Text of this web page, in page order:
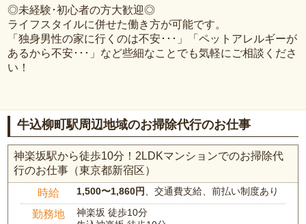
◎未経験･初心者の方大歓迎◎
ライフスタイルに併せた働き方が可能です。
「独身男性の家に行くのは不安･･･」「ペットアレルギーが
あるから不安･･･」など些細なことでも気軽にご相談くださ
い！
牛込柳町駅周辺地域のお掃除代行のお仕事
神楽坂駅から徒歩10分！2LDKマンションでのお掃除代
行のお仕事（東京都新宿区）
時給 1,500〜1,860円、交通費支給、前払い制度あり
勤務地
神楽坂 徒歩10分